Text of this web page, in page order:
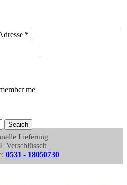
*
me
Search
Lieferung
Verschlüsselt
0531 - 18050730